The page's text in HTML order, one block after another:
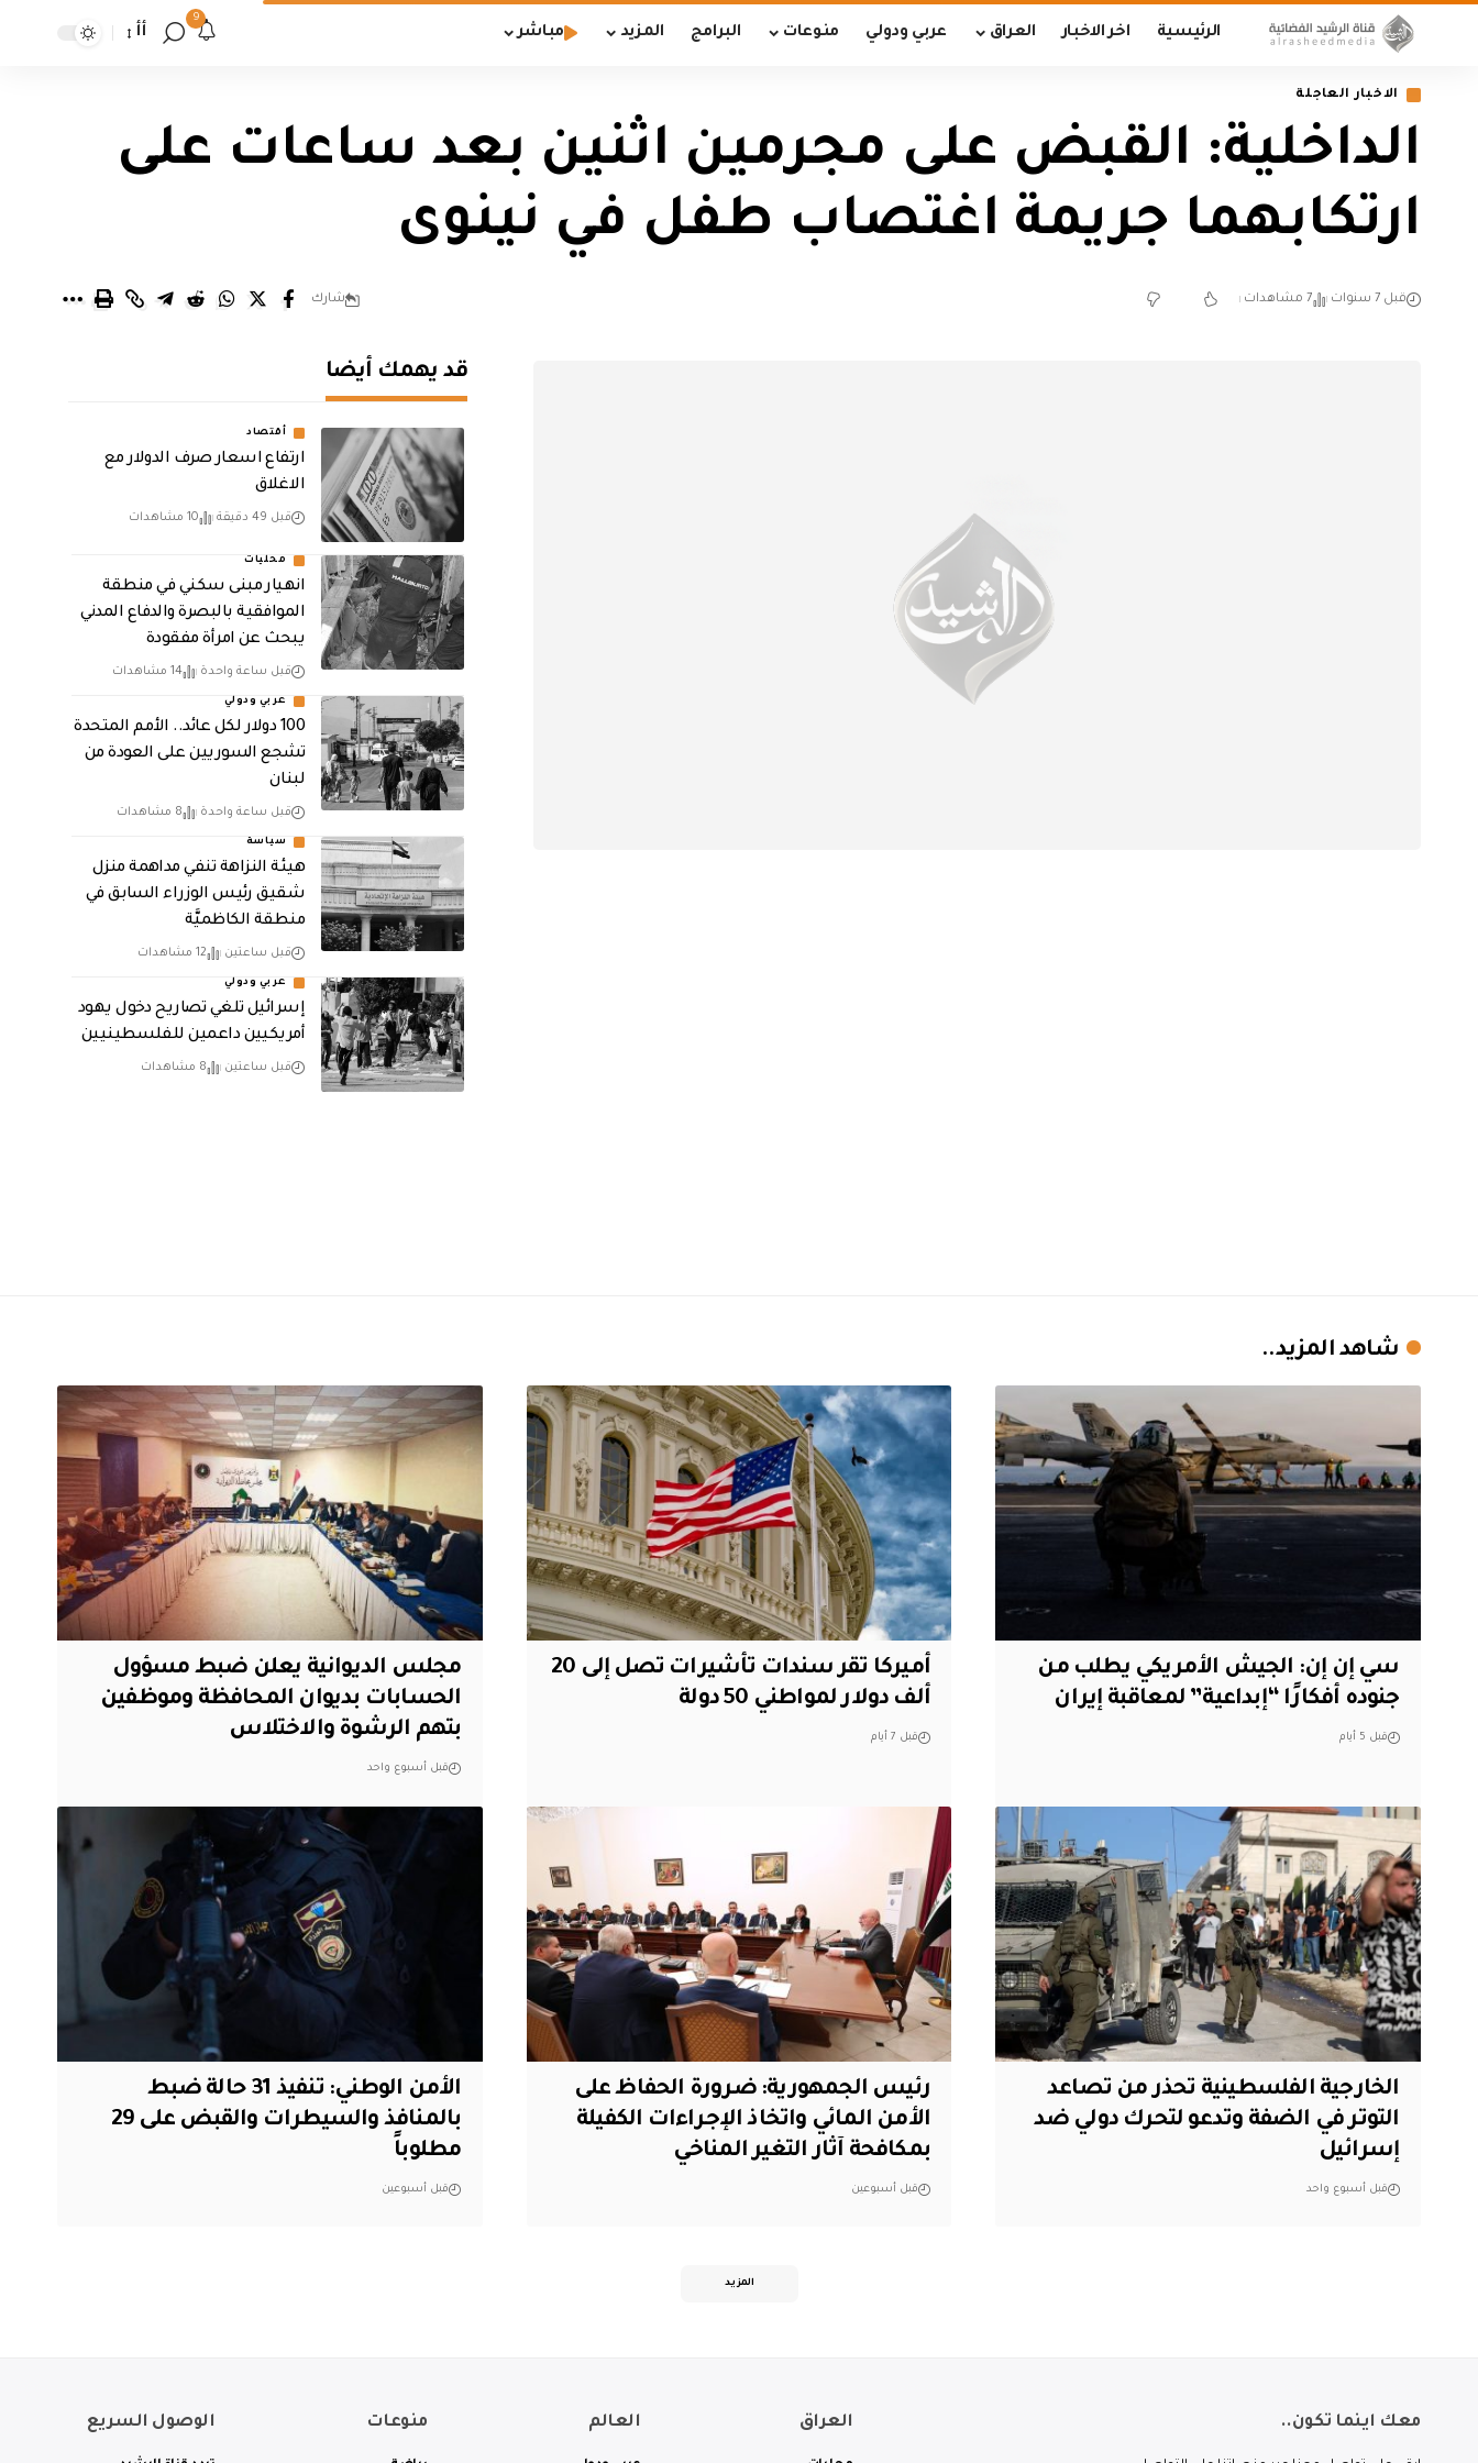
الرئيسية اخر الاخبار العراق عربي ودولي منوعات البرامج المزيد مباشر
9
أأ
الاخبار العاجلة
الداخلية: القبض على مجرمين اثنين بعد ساعات على
ارتكابهما جريمة اغتصاب طفل في نينوى
قبل 7 سنوات 7 مشاهدات شارك
قد يهمك أيضا
أقتصاد
ارتفاع اسعار صرف الدولار مع
الاغلاق
قبل 49 دقيقة 10 مشاهدات
محليات
انهيار مبنى سكني في منطقة
الموافقية بالبصرة والدفاع المدني
يبحث عن امرأة مفقودة
قبل ساعة واحدة 14 مشاهدات
عربي ودولي
100 دولار لكل عائد.. الأمم المتحدة
تشجع السوريين على العودة من
لبنان
قبل ساعة واحدة 8 مشاهدات
سياسة
هيئة النزاهة تنفي مداهمة منزل
شقيق رئيس الوزراء السابق في
منطقة الكاظميَّة
قبل ساعتين 12 مشاهدات
عربي ودولي
إسرائيل تلغي تصاريح دخول يهود
أمريكيين داعمين للفلسطينيين
قبل ساعتين 8 مشاهدات
شاهد المزيد..
سي إن إن: الجيش الأمريكي يطلب من
جنوده أفكارًا “إبداعية” لمعاقبة إيران
قبل 5 أيام
أميركا تقر سندات تأشيرات تصل إلى 20
ألف دولار لمواطني 50 دولة
قبل 7 أيام
مجلس الديوانية يعلن ضبط مسؤول
الحسابات بديوان المحافظة وموظفين
بتهم الرشوة والاختلاس
قبل أسبوع واحد
الخارجية الفلسطينية تحذر من تصاعد
التوتر في الضفة وتدعو لتحرك دولي ضد
إسرائيل
قبل أسبوع واحد
رئيس الجمهورية: ضرورة الحفاظ على
الأمن المائي واتخاذ الإجراءات الكفيلة
بمكافحة آثار التغير المناخي
قبل أسبوعين
الأمن الوطني: تنفيذ 31 حالة ضبط
بالمنافذ والسيطرات والقبض على 29
مطلوباً
قبل أسبوعين
المزيد
معك اينما تكون.. العراق العالم منوعات الوصول السريع